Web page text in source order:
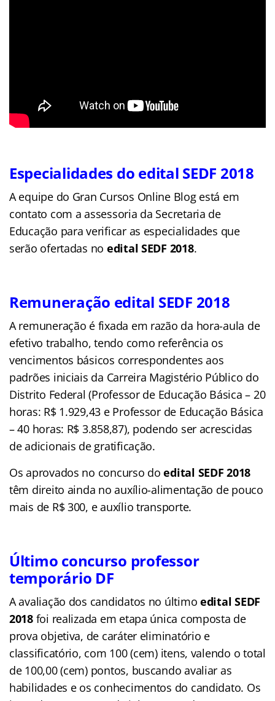
Especialidades do edital SEDF 2018
A equipe do Gran Cursos Online Blog está em
contato com a assessoria da Secretaria de
Educação para verificar as especialidades que
serão ofertadas no edital SEDF 2018.
Remuneração edital SEDF 2018
A remuneração é fixada em razão da hora-aula de
efetivo trabalho, tendo como referência os
vencimentos básicos correspondentes aos
padrões iniciais da Carreira Magistério Público do
Distrito Federal (Professor de Educação Básica – 20
horas: R$ 1.929,43 e Professor de Educação Básica
– 40 horas: R$ 3.858,87), podendo ser acrescidas
de adicionais de gratificação.
Os aprovados no concurso doedital SEDF 2018
têm direito ainda no auxílio-alimentação de pouco
mais de R$ 300, e auxílio transporte.
Último concurso professor
temporário DF
A avaliação dos candidatos no últimoedital SEDF
2018foi realizada em etapa única composta de
prova objetiva, de caráter eliminatório e
classificatório, com 100 (cem) itens, valendo o total
de 100,00 (cem) pontos, buscando avaliar as
habilidades e os conhecimentos do candidato. Os